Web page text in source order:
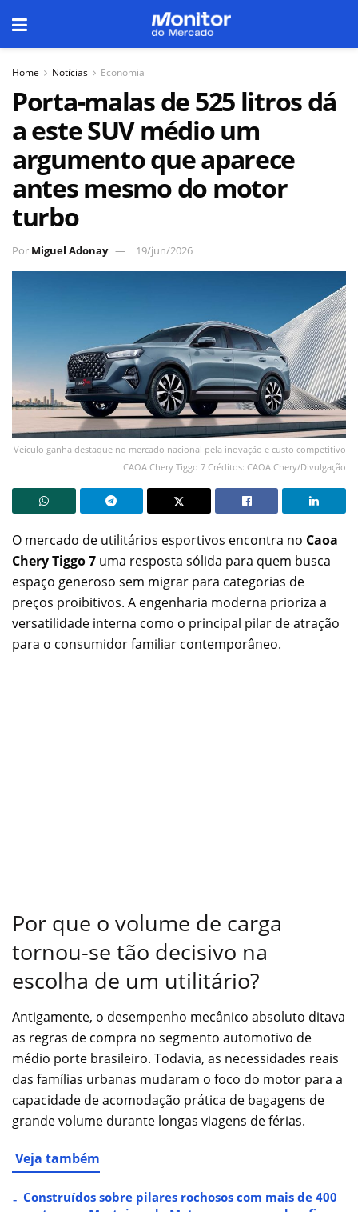
Home Notícias Economia
Porta-malas de 525 litros dá
a este SUV médio um
argumento que aparece
antes mesmo do motor
turbo
Por Miguel Adonay 19/jun/2026
Veículo ganha destaque no mercado nacional pela inovação e custo competitivo
CAOA Chery Tiggo 7 Créditos: CAOA Chery/Divulgação
O mercado de utilitários esportivos encontra no Caoa
Chery Tiggo 7 uma resposta sólida para quem busca
espaço generoso sem migrar para categorias de
preços proibitivos. A engenharia moderna prioriza a
versatilidade interna como o principal pilar de atração
para o consumidor familiar contemporâneo.
Por que o volume de carga
tornou-se tão decisivo na
escolha de um utilitário?
Antigamente, o desempenho mecânico absoluto ditava
as regras de compra no segmento automotivo de
médio porte brasileiro. Todavia, as necessidades reais
das famílias urbanas mudaram o foco do motor para a
capacidade de acomodação prática de bagagens de
grande volume durante longas viagens de férias.
Veja também
Construídos sobre pilares rochosos com mais de 400